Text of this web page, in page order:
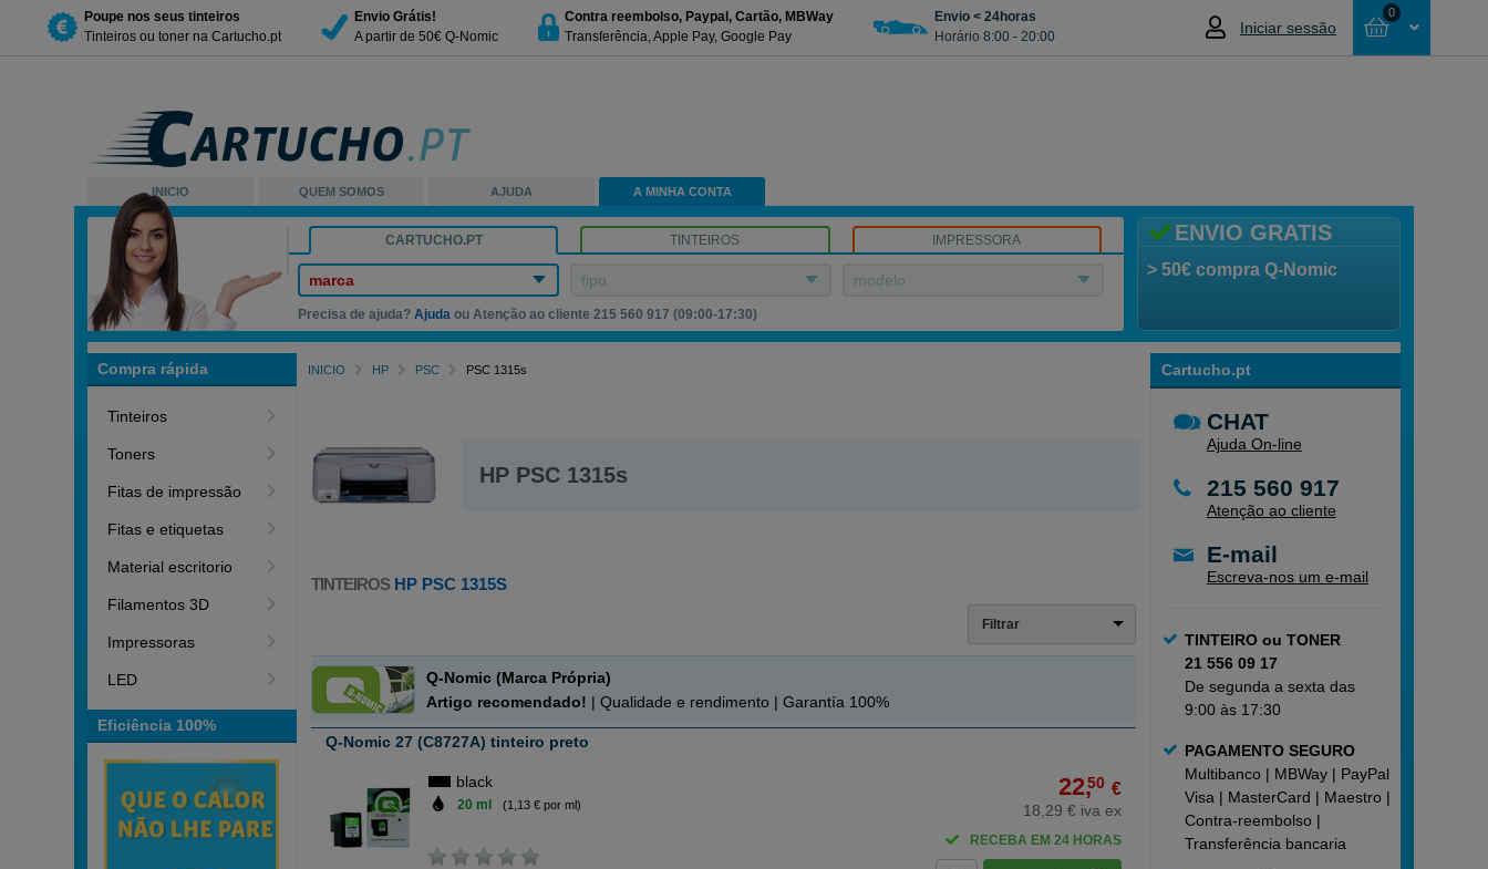
Poupe nos seus tinteiros
Tinteiros ou toner na Cartucho.pt
Envio Grátis!
A partir de 50€ Q-Nomic
Contra reembolso, Paypal, Cartão, MBWay
Transferência, Apple Pay, Google Pay
Envio < 24horas
Horário 8:00 - 20:00
Iniciar sessão
0
INICIO QUEM SOMOS AJUDA A MINHA CONTA
ENVIO GRATIS
> 50€ compra Q-Nomic
CARTUCHO.PT TINTEIROS IMPRESSORA
marca tipo modelo
Precisa de ajuda?Ajuda ou Atenção ao cliente 215 560 917 (09:00-17:30)
Compra rápida
Tinteiros
Toners
Fitas de impressão
Fitas e etiquetas
Material escritorio
Filamentos 3D
Impressoras
LED
Eficiência 100%
Cartucho.pt
CHAT
Ajuda On-line
215 560 917
Atenção ao cliente
E-mail
Escreva-nos um e-mail
TINTEIRO ou TONER
21 556 09 17
De segunda a sexta das
9:00 às 17:30
PAGAMENTO SEGURO
Multibanco | MBWay | PayPal |
Visa | MasterCard | Maestro |
Contra-reembolso |
Transferência bancaria
INICIO HP PSC PSC 1315s
HP PSC 1315s
TINTEIROS HP PSC 1315S
Filtrar
Q-Nomic (Marca Própria)
Artigo recomendado! | Qualidade e rendimento | Garantía 100%
Q-Nomic 27 (C8727A) tinteiro preto
black
20 ml (1,13 € por ml)
22,50 €
18,29 € iva ex
RECEBA EM 24 HORAS